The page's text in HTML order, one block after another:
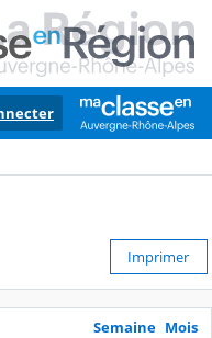
Imprimer
Semaine Mois